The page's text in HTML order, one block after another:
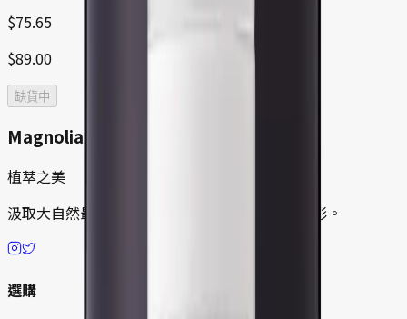
$75.65
$89.00
缺貨中
Magnolia Orchid
植萃之美
汲取大自然最強效的植物力量，展現肌膚天然光彩。
選購